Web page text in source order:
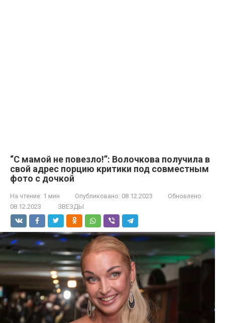
“С мамой не повезло!”: Волочкова получила в
свой адрес порцию критики под совместным
фото с дочкой
На чтение: 1 мин Опубликовано: 08.12.2023
Обновлено:
08.12.2023
ЗВЕЗДЫ